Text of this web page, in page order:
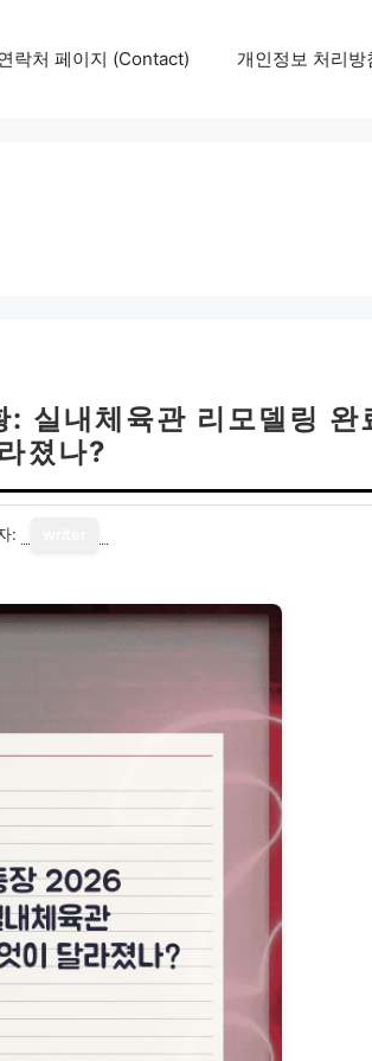
락처 페이지 (Contact) 개인정보 처리
실내체육관 리모델링 완
졌나?
: